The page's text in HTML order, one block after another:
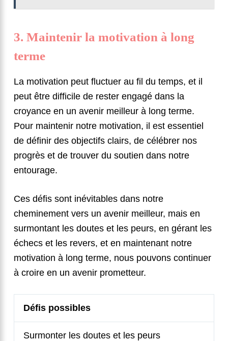
3. Maintenir la motivation à long
terme
La motivation peut fluctuer au fil du temps, et il
peut être difficile de rester engagé dans la
croyance en un avenir meilleur à long terme.
Pour maintenir notre motivation, il est essentiel
de définir des objectifs clairs, de célébrer nos
progrès et de trouver du soutien dans notre
entourage.
Ces défis sont inévitables dans notre
cheminement vers un avenir meilleur, mais en
surmontant les doutes et les peurs, en gérant les
échecs et les revers, et en maintenant notre
motivation à long terme, nous pouvons continuer
à croire en un avenir prometteur.
Défis possibles
Surmonter les doutes et les peurs